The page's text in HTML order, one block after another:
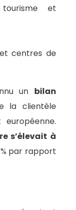
et
centres de
un bilan
la clientèle
s’élevait à
par rapport